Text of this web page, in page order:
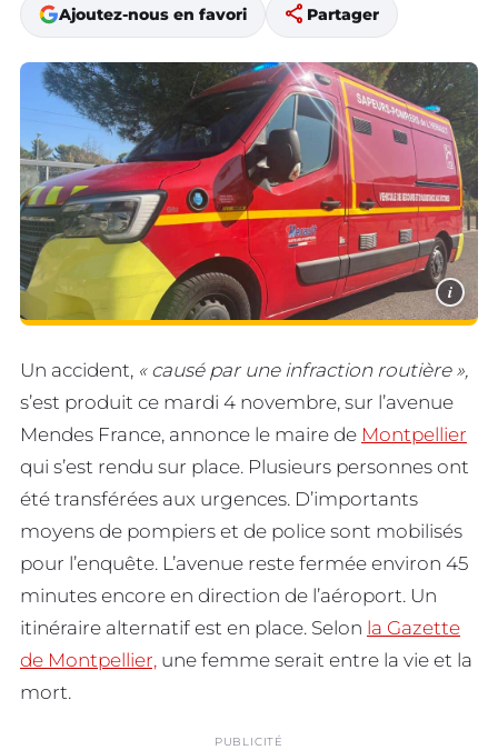
Ajoutez-nous en favori share Partager
i
Un accident, « causé par une infraction routière »,
s’est produit ce mardi 4 novembre, sur l’avenue
Mendes France, annonce le maire de Montpellier
qui s’est rendu sur place. Plusieurs personnes ont
été transférées aux urgences. D’importants
moyens de pompiers et de police sont mobilisés
pour l’enquête. L’avenue reste fermée environ 45
minutes encore en direction de l’aéroport. Un
itinéraire alternatif est en place. Selon la Gazette
de Montpellier, une femme serait entre la vie et la
mort.
PUBLICITÉ